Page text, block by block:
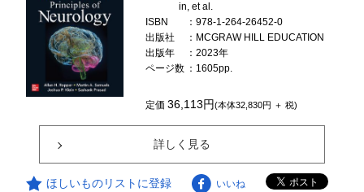
in, et al.
ISBN
：978-1-264-26452-0
出版社
：MCGRAW HILL EDUCATION
出版年
：2023年
ページ数 ：1605pp.
定価36,113円(本体32,830円 ＋ 税)
詳しく見る
ほしいものリストに登録 いいね